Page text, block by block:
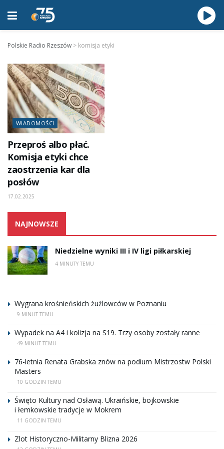
Polskie Radio Rzeszów > komisja etyki
WIADOMOŚCI
Przeproś albo płać.
Komisja etyki chce
zaostrzenia kar dla
posłów
17.02.2025
NAJNOWSZE
Niedzielne wyniki III i IV ligi piłkarskiej
4 MINUTY TEMU
Wygrana krośnieńskich żużlowców w Poznaniu
9 MINUT TEMU
Wypadek na A4 i kolizja na S19. Trzy osoby zostały ranne
49 MINUT TEMU
76-letnia Renata Grabska znów na podium Mistrzostw Polski
Masters
10 GODZIN TEMU
Święto Kultury nad Osławą. Ukraińskie, bojkowskie
i łemkowskie tradycje w Mokrem
11 GODZIN TEMU
Zlot Historyczno-Militarny Blizna 2026